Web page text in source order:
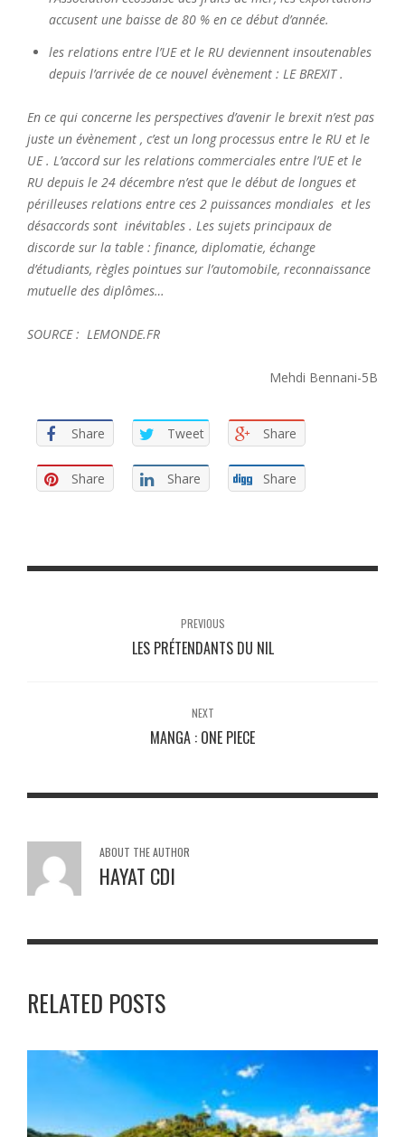
accusent une baisse de 80 % en ce début d’année.
les relations entre l’UE et le RU deviennent insoutenables
depuis l’arrivée de ce nouvel évènement : LE BREXIT .
En ce qui concerne les perspectives d’avenir le brexit n’est pas
juste un évènement , c’est un long processus entre le RU et le
UE . L’accord sur les relations commerciales entre l’UE et le
RU depuis le 24 décembre n’est que le début de longues et
périlleuses relations entre ces 2 puissances mondiales et les
désaccords sont inévitables . Les sujets principaux de
discorde sur la table : finance, diplomatie, échange
d’étudiants, règles pointues sur l’automobile, reconnaissance
mutuelle des diplômes…
SOURCE : LEMONDE.FR
Mehdi Bennani-5B
Share Tweet Share
Share Share Share
PREVIOUS
LES PRÉTENDANTS DU NIL
NEXT
MANGA : ONE PIECE
ABOUT THE AUTHOR
HAYAT CDI
RELATED POSTS